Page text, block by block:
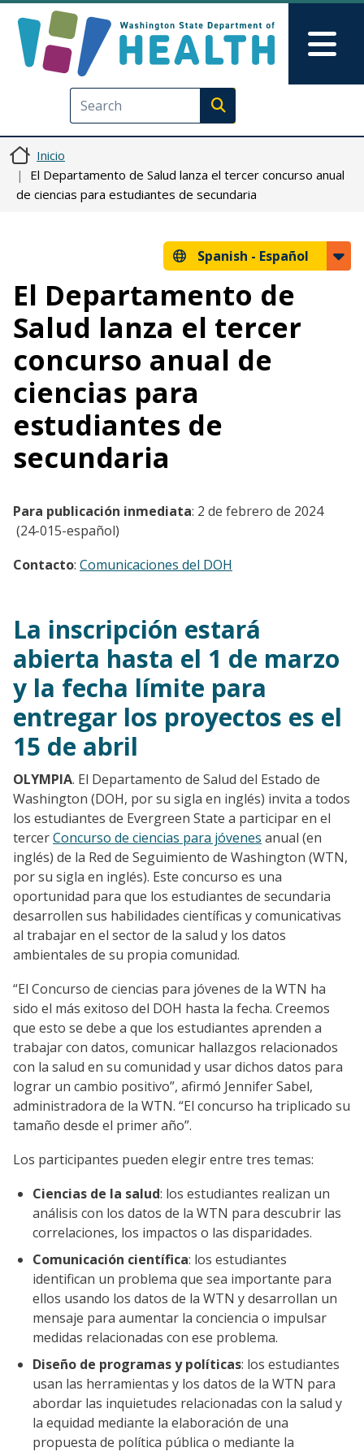
Execute search
Inicio
El Departamento de Salud lanza el tercer concurso anual
de ciencias para estudiantes de secundaria
Spanish - Español
El Departamento de
Salud lanza el tercer
concurso anual de
ciencias para
estudiantes de
secundaria
Para publicación inmediata: 2 de febrero de 2024
(24-015-español)
Contacto: Comunicaciones del DOH
La inscripción estará
abierta hasta el 1 de marzo
y la fecha límite para
entregar los proyectos es el
15 de abril
OLYMPIA. El Departamento de Salud del Estado de
Washington (DOH, por su sigla en inglés) invita a todos
los estudiantes de Evergreen State a participar en el
tercerConcurso de ciencias para jóvenes anual (en
inglés) de la Red de Seguimiento de Washington (WTN,
por su sigla en inglés). Este concurso es una
oportunidad para que los estudiantes de secundaria
desarrollen sus habilidades científicas y comunicativas
al trabajar en el sector de la salud y los datos
ambientales de su propia comunidad.
“El Concurso de ciencias para jóvenes de la WTN ha
sido el más exitoso del DOH hasta la fecha. Creemos
que esto se debe a que los estudiantes aprenden a
trabajar con datos, comunicar hallazgos relacionados
con la salud en su comunidad y usar dichos datos para
lograr un cambio positivo”, afirmó Jennifer Sabel,
administradora de la WTN. “El concurso ha triplicado su
tamaño desde el primer año”.
Los participantes pueden elegir entre tres temas:
Ciencias de la salud: los estudiantes realizan un
análisis con los datos de la WTN para descubrir las
correlaciones, los impactos o las disparidades.
Comunicación científica: los estudiantes
identifican un problema que sea importante para
ellos usando los datos de la WTN y desarrollan un
mensaje para aumentar la conciencia o impulsar
medidas relacionadas con ese problema.
Diseño de programas y políticas: los estudiantes
usan las herramientas y los datos de la WTN para
abordar las inquietudes relacionadas con la salud y
la equidad mediante la elaboración de una
propuesta de política pública o mediante la